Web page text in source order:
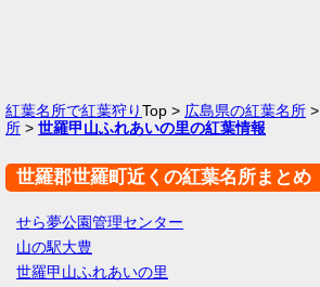
紅葉名所で紅葉狩りTop > 広島県の紅葉名所 >
所 > 世羅甲山ふれあいの里の紅葉情報
世羅郡世羅町近くの紅葉名所まとめ
せら夢公園管理センター
山の駅大豊
世羅甲山ふれあいの里